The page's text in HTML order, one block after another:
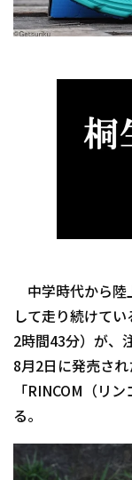
中学時代から陸
して走り続けて
2時間43分）が、
8月2日に発売さ
「RINCOM（リ
る。